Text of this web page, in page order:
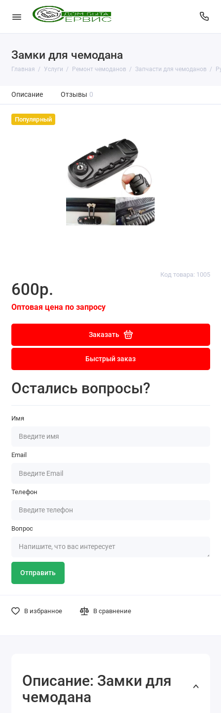
Замки для чемодана
Главная Услуги Ремонт чемоданов Запчасти для чемоданов
Описание Отзывы 0
Популярный
Код товара: 1005
600р.
Оптовая цена по запросу
Заказать
Быстрый заказ
Остались вопросы?
Имя
Email
Телефон
Вопрос
Отправить
В избранное В сравнение
Описание: Замки для
чемодана